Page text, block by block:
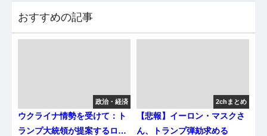
おすすめの記事
政治・経済
ウクライナ情勢を受けて：ト
ランプ大統領が提案するロシ
2chまとめ
【悲報】イーロン・マスクさ
ん、トランプ弾劾求める